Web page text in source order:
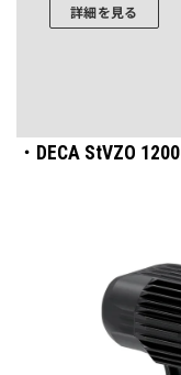
詳細を見る
・DECA StVZO 1200